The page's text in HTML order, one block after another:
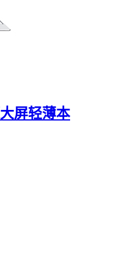
屏轻薄本